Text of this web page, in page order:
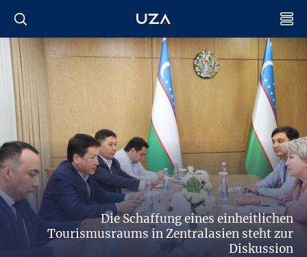
Die Schaffung eines einheitlichen
Tourismusraums in Zentralasien steht zur
Diskussion